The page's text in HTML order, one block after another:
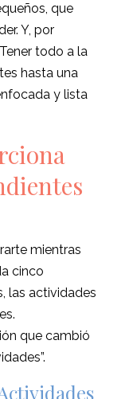
que
Y, por
todo a la
hasta una
y lista
mientras
cinco
las actividades
que cambió